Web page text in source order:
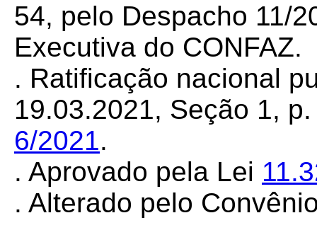
54, pelo Despacho 11/
Executiva do CONFAZ.
. Ratificação nacional
19.03.2021, Seção 1,
6/2021.
. Aprovado pela Lei
. Alterado pelo